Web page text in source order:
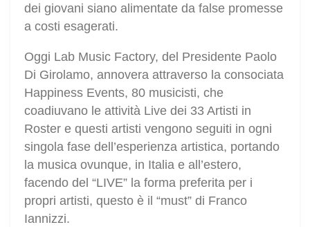
dei giovani siano alimentate da false promesse
a costi esagerati.
Oggi Lab Music Factory, del Presidente Paolo
Di Girolamo, annovera attraverso la consociata
Happiness Events, 80 musicisti, che
coadiuvano le attività Live dei 33 Artisti in
Roster e questi artisti vengono seguiti in ogni
singola fase dell’esperienza artistica, portando
la musica ovunque, in Italia e all’estero,
facendo del “LIVE” la forma preferita per i
propri artisti, questo è il “must” di Franco
Iannizzi.